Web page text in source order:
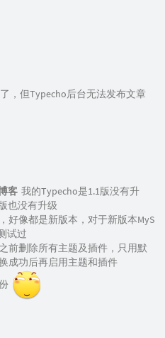
，但Typecho后台无法发布文章
客 我的Typecho是1.1版没有升
也没有升级
好像都是新版本，对于新版本MyS
试过
前删除所有主题及插件，只用默
成功后再启用主题和插件